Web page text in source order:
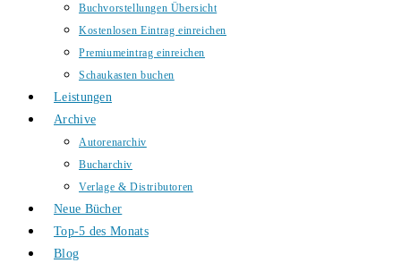
Buchvorstellungen Übersicht
Kostenlosen Eintrag einreichen
Premiumeintrag einreichen
Schaukasten buchen
Leistungen
Archive
Autorenarchiv
Bucharchiv
Verlage & Distributoren
Neue Bücher
Top-5 des Monats
Blog